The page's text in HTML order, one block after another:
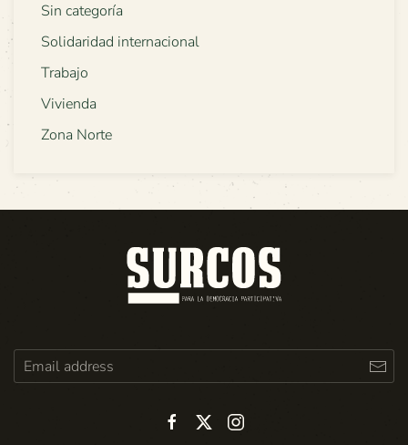
Sin categoría
Solidaridad internacional
Trabajo
Vivienda
Zona Norte